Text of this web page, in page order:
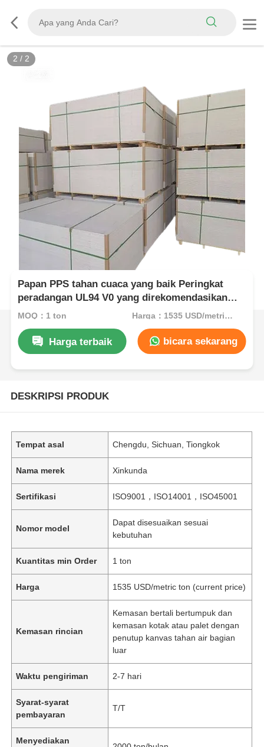
2 / 2
Papan PPS tahan cuaca yang baik Peringkat
peradangan UL94 V0 yang direkomendasikan
untuk komponen industri dan listrik
MOQ：1 ton Harga：1535 USD/metric ton (current price)
Harga terbaik bicara sekarang
DESKRIPSI PRODUK
Tempat asal Chengdu, Sichuan, Tiongkok
Nama merek Xinkunda
Sertifikasi ISO9001，ISO14001，ISO45001
Nomor model
Dapat disesuaikan sesuai
kebutuhan
Kuantitas min Order 1 ton
Harga 1535 USD/metric ton (current price)
Kemasan rincian
Kemasan bertali bertumpuk dan
kemasan kotak atau palet dengan
penutup kanvas tahan air bagian
luar
Waktu pengiriman 2-7 hari
Syarat-syarat
pembayaran
T/T
Menyediakan